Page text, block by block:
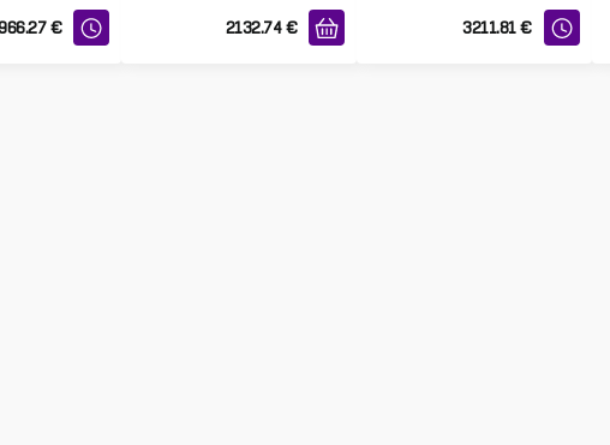
€ 2132.74 € 3211.81 €